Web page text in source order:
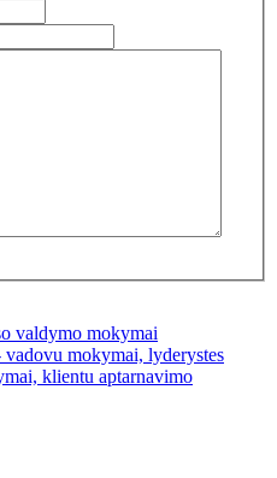
valdymo mokymai
mokymai, lyderystes
klientu aptarnavimo